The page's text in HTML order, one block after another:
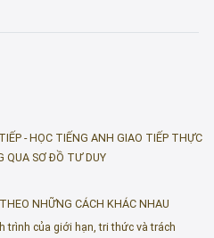
- HỌC TIẾNG ANH GIAO TIẾP THỰC
QUA SƠ ĐỒ TƯ DUY
NHỮNG CÁCH KHÁC NHAU
trình của giới hạn, tri thức và trách